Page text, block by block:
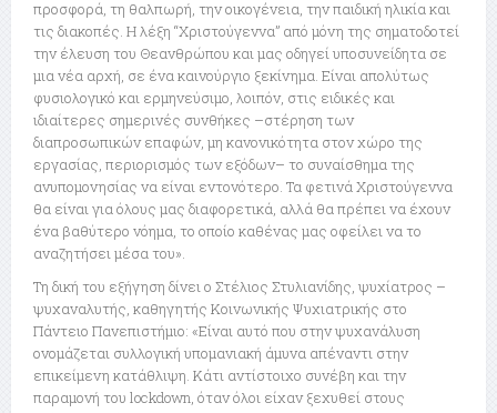
προσφορά, τη θαλπωρή, την οικογένεια, την παιδική ηλικία και
τις διακοπές. Η λέξη “Χριστούγεννα” από μόνη της σηματοδοτεί
την έλευση του Θεανθρώπου και μας οδηγεί υποσυνείδητα σε
μια νέα αρχή, σε ένα καινούργιο ξεκίνημα. Είναι απολύτως
φυσιολογικό και ερμηνεύσιμο, λοιπόν, στις ειδικές και
ιδιαίτερες σημερινές συνθήκες –στέρηση των
διαπροσωπικών επαφών, μη κανονικότητα στον χώρο της
εργασίας, περιορισμός των εξόδων– το συναίσθημα της
ανυπομονησίας να είναι εντονότερο. Τα φετινά Χριστούγεννα
θα είναι για όλους μας διαφορετικά, αλλά θα πρέπει να έχουν
ένα βαθύτερο νόημα, το οποίο καθένας μας οφείλει να το
αναζητήσει μέσα του».
Τη δική του εξήγηση δίνει ο Στέλιος Στυλιανίδης, ψυχίατρος –
ψυχαναλυτής, καθηγητής Κοινωνικής Ψυχιατρικής στο
Πάντειο Πανεπιστήμιο: «Είναι αυτό που στην ψυχανάλυση
ονομάζεται συλλογική υπομανιακή άμυνα απέναντι στην
επικείμενη κατάθλιψη. Κάτι αντίστοιχο συνέβη και την
παραμονή του lockdown, όταν όλοι είχαν ξεχυθεί στους